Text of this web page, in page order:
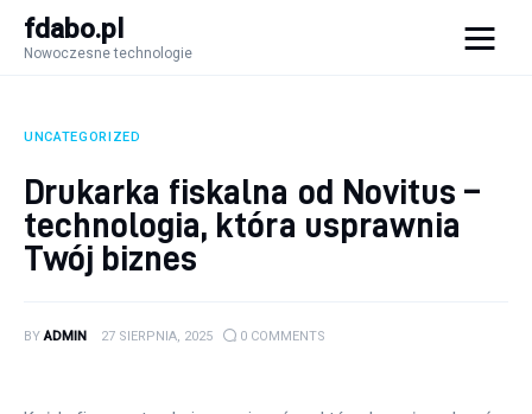
fdabo.pl
Nowoczesne technologie
fdabo.pl
Nowoczesne technologie
Informatyka
UNCATEGORIZED
Drukarka fiskalna od Novitus –
technologia, która usprawnia
Twój biznes
BY ADMIN 27 SIERPNIA, 2025 0 COMMENTS